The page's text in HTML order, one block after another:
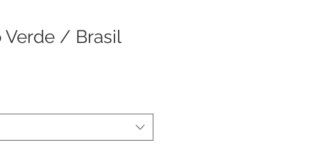
Verde / Brasil